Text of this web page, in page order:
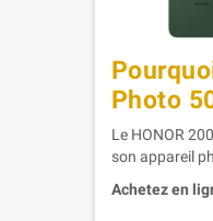
Photo
Le HONOR
son appareil
Achetez en